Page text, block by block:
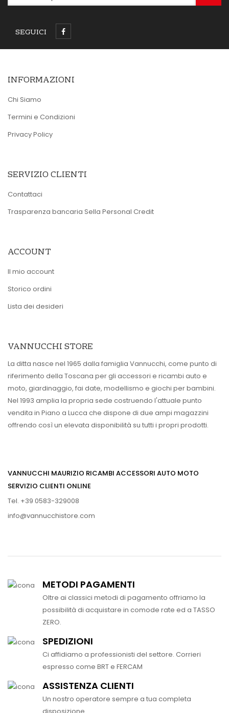
SEGUICI
INFORMAZIONI
Chi Siamo
Termini e Condizioni
Privacy Policy
SERVIZIO CLIENTI
Contattaci
Trasparenza bancaria Sella Personal Credit
ACCOUNT
Il mio account
Storico ordini
Lista dei desideri
VANNUCCHI STORE
La ditta nasce nel 1965 dalla famiglia Vannucchi, come punto di
riferimento della Toscana per gli accessori e ricambi auto e
moto, giardinaggio, fai date, modellismo e giochi per bambini.
Nel 1993 amplia la propria sede costruendo l'attuale punto
vendita in Piano a Lucca che dispone di due ampi magazzini
offrendo così un elevata disponibilità su tutti i propri prodotti.
VANNUCCHI MAURIZIO RICAMBI ACCESSORI AUTO MOTO
SERVIZIO CLIENTI ONLINE
Tel. +39 0583-329008
info@vannucchistore.com
METODI PAGAMENTI
Oltre ai classici metodi di pagamento offriamo la
possibilità di acquistare in comode rate ed a TASSO
ZERO.
SPEDIZIONI
Ci affidiamo a professionisti del settore. Corrieri
espresso come BRT e FERCAM
ASSISTENZA CLIENTI
Un nostro operatore sempre a tua completa
disposizione